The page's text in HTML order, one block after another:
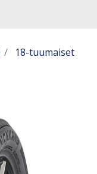
18-tuumaiset